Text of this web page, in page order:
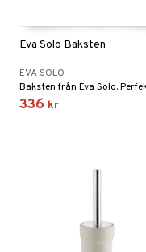
Eva Solo Baksten
EVA SOLO
336 kr